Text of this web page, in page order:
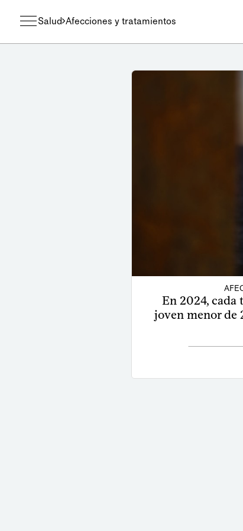
Salud Afecciones y tratamientos
En 2024, cada
joven menor de